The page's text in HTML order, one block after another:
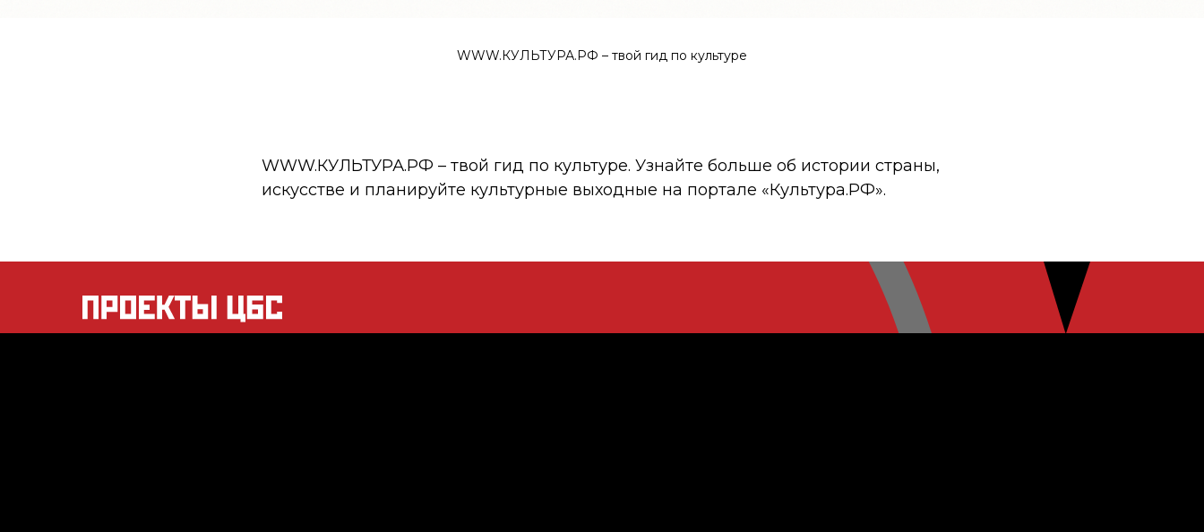
WWW.КУЛЬТУРА.РФ – твой гид по культуре
WWW.КУЛЬТУРА.РФ – твой гид по культуре. Узнайте больше об истории страны,
искусстве и планируйте культурные выходные на портале «Культура.РФ».